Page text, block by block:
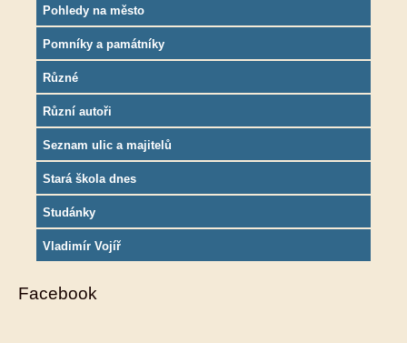
Pohledy na město
Pomníky a památníky
Různé
Různí autoři
Seznam ulic a majitelů
Stará škola dnes
Studánky
Vladimír Vojíř
Facebook